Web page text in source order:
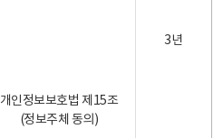
개인정보보호법 제15조
(정보주체 동의)
3년